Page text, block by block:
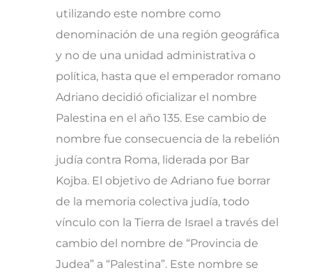
utilizando este nombre como
denominación de una región geográfica
y no de una unidad administrativa o
política, hasta que el emperador romano
Adriano decidió oficializar el nombre
Palestina en el año 135. Ese cambio de
nombre fue consecuencia de la rebelión
judía contra Roma, liderada por Bar
Kojba. El objetivo de Adriano fue borrar
de la memoria colectiva judía, todo
vínculo con la Tierra de Israel a través del
cambio del nombre de “Provincia de
Judea” a “Palestina”. Este nombre se